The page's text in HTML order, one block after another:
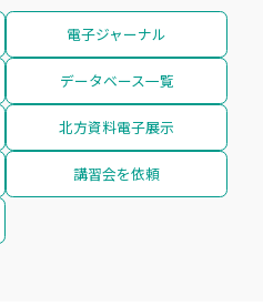
電子ジャーナル
データベース一覧
北方資料電子展示
講習会を依頼